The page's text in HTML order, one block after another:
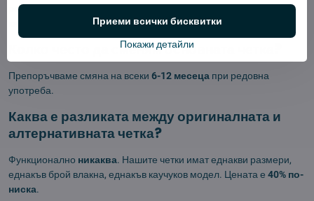
роботизираната прахосмукачка — изважда мръсотията от
Колко често да сменям основната четка?
Препоръчваме смяна на всеки 6-12 месеца при редовна
употреба.
Каква е разликата между оригиналната и
алтернативната четка?
Функционално никаква. Нашите четки имат еднакви размери,
еднакъв брой влакна, еднакъв каучуков модел. Цената е 40% по-
ниска.
Покажи детайли
Приеми всички бисквитки